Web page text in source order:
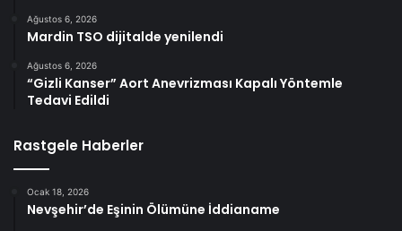
Ağustos 6, 2026
Mardin TSO dijitalde yenilendi
Ağustos 6, 2026
“Gizli Kanser” Aort Anevrizması Kapalı Yöntemle
Tedavi Edildi
Rastgele Haberler
Ocak 18, 2026
Nevşehir’de Eşinin Ölümüne İddianame